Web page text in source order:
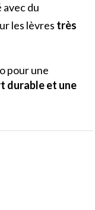
du
les lèvres très
pour une
durable et une